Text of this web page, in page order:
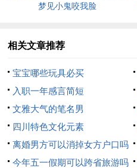
梦见小鬼咬我脸
相关文章推荐
宝宝哪些玩具必买
入职一年感言简短
文雅大气的笔名男
四川特色文化元素
离婚男方可以消掉女方户口吗
今年五一假期可以跨省旅游吗